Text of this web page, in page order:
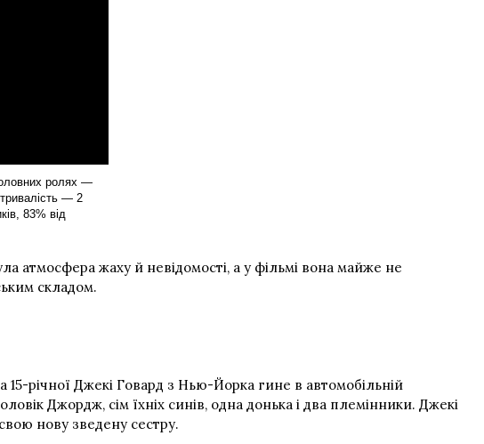
ролях —
— 2
83% від
атмосфера жаху й невідомості, а у фільмі вона майже не
складом.
річної Джекі Говард з Нью-Йорка гине в автомобільній
Джордж, сім їхніх синів, одна донька і два племінники. Джекі
нову зведену сестру.